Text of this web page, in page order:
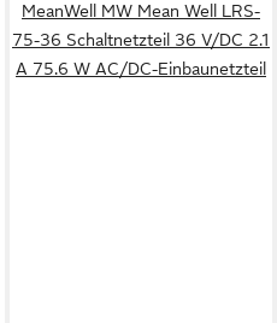
MeanWell MW Mean Well LRS-
75-36 Schaltnetzteil 36 V/DC 2.1
A 75.6 W AC/DC-Einbaunetzteil